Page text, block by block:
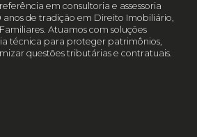
em consultoria e assessoria
anos de tradição em Direito Imobiliário,
Atuamos com soluções
técnica para proteger patrimônios,
questões tributárias e contratuais.